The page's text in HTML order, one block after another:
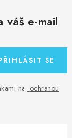
váš e-mail
na ochranou
SE